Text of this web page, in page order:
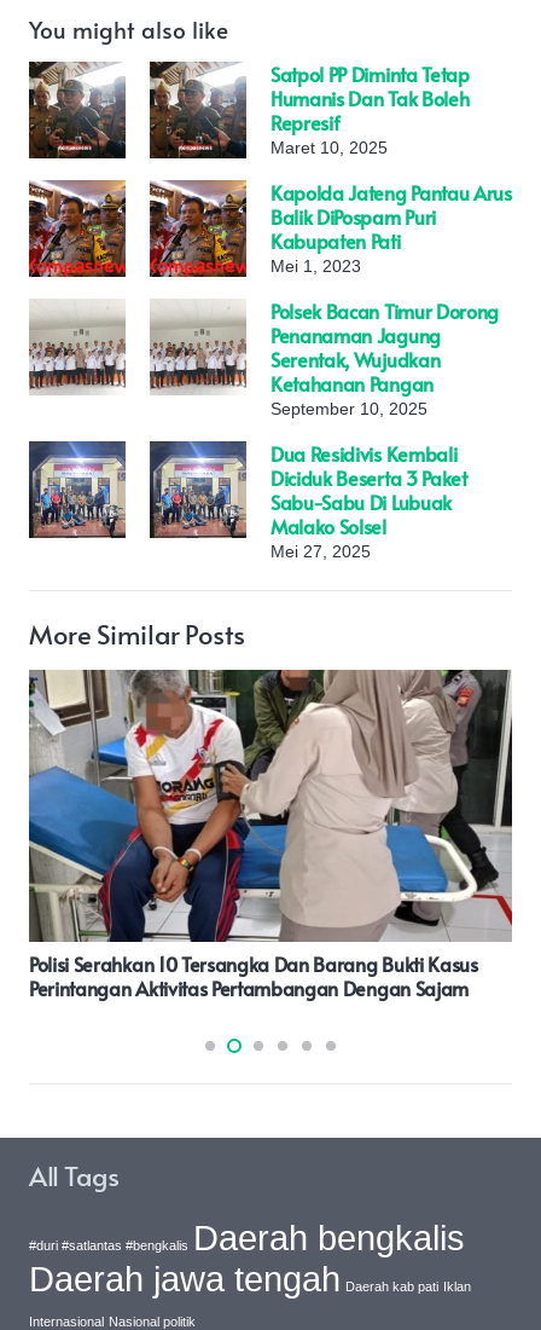
You might also like
Satpol PP Diminta Tetap
Humanis Dan Tak Boleh
Represif
Maret 10, 2025
Kapolda Jateng Pantau Arus
Balik DiPospam Puri
Kabupaten Pati
Mei 1, 2023
Polsek Bacan Timur Dorong
Penanaman Jagung
Serentak, Wujudkan
Ketahanan Pangan
September 10, 2025
Dua Residivis Kembali
Diciduk Beserta 3 Paket
Sabu-Sabu Di Lubuak
Malako Solsel
Mei 27, 2025
More Similar Posts
Gelar Gerakan Pangan Murah, Polsek Ibu Salurkan 2 Ton
Beras Kepada Warga
All Tags
#duri #satlantas #bengkalis Daerah bengkalis
Daerah jawa tengah Daerah kab pati Iklan
Internasional Nasional politik